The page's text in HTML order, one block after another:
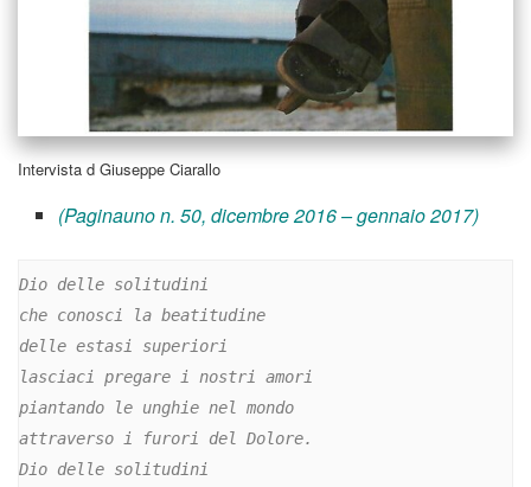
Intervista d Giuseppe Ciarallo
(Paginauno n. 50, dicembre 2016 – gennaio 2017)
Dio delle solitudini
che conosci la beatitudine
delle estasi superiori
lasciaci pregare i nostri amori
piantando le unghie nel mondo
attraverso i furori del Dolore.
Dio delle solitudini